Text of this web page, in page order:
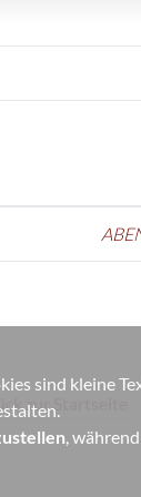
sind kleine
,
zur Startseite